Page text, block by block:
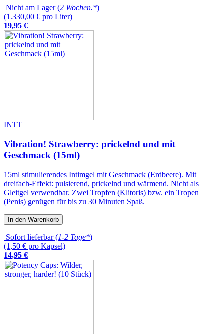
Nicht am Lager (2 Wochen.*)
(1.330,00 € pro Liter)
19,95 €
INTT
Vibration! Strawberry: prickelnd und mit
Geschmack (15ml)
15ml stimulierendes Intimgel mit Geschmack (Erdbeere). Mit
dreifach-Effekt: pulsierend, prickelnd und wärmend. Nicht als
Gleitgel verwendbar. Zwei Tropfen (Klitoris) bzw. ein Tropen
(Penis) genügen für bis zu 30 Minuten Spaß.
In den Warenkorb
Sofort lieferbar (1-2 Tage*)
(1,50 € pro Kapsel)
14,95 €